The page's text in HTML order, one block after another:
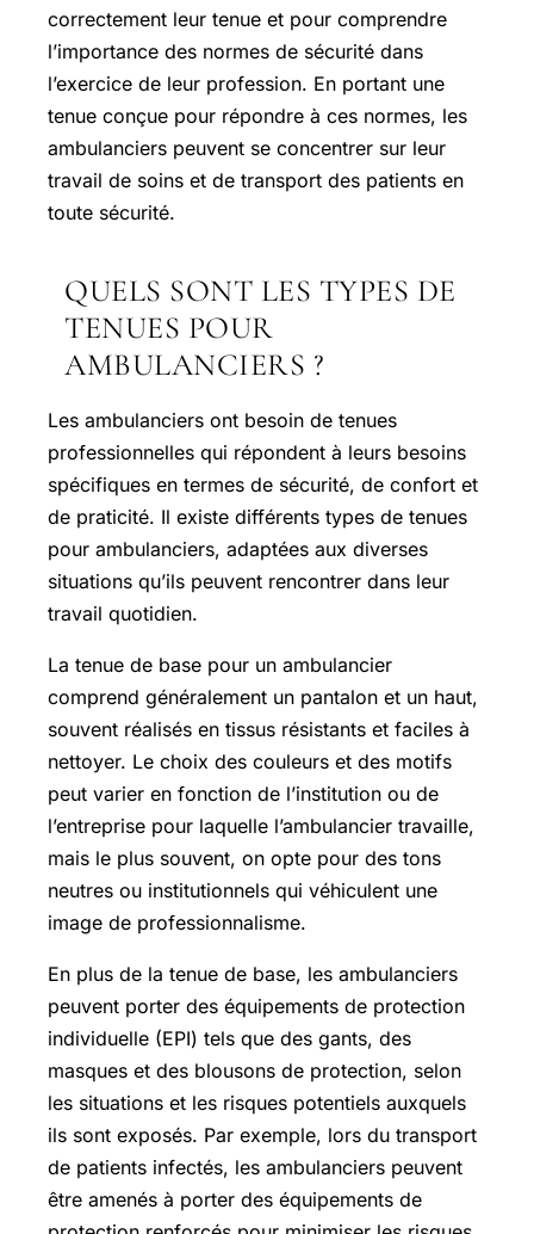
correctement leur tenue et pour comprendre
l’importance des normes de sécurité dans
l’exercice de leur profession. En portant une
tenue conçue pour répondre à ces normes, les
ambulanciers peuvent se concentrer sur leur
travail de soins et de transport des patients en
toute sécurité.
QUELS SONT LES TYPES DE
TENUES POUR
AMBULANCIERS ?
Les ambulanciers ont besoin de tenues
professionnelles qui répondent à leurs besoins
spécifiques en termes de sécurité, de confort et
de praticité. Il existe différents types de tenues
pour ambulanciers, adaptées aux diverses
situations qu’ils peuvent rencontrer dans leur
travail quotidien.
La tenue de base pour un ambulancier
comprend généralement un pantalon et un haut,
souvent réalisés en tissus résistants et faciles à
nettoyer. Le choix des couleurs et des motifs
peut varier en fonction de l’institution ou de
l’entreprise pour laquelle l’ambulancier travaille,
mais le plus souvent, on opte pour des tons
neutres ou institutionnels qui véhiculent une
image de professionnalisme.
En plus de la tenue de base, les ambulanciers
peuvent porter des équipements de protection
individuelle (EPI) tels que des gants, des
masques et des blousons de protection, selon
les situations et les risques potentiels auxquels
ils sont exposés. Par exemple, lors du transport
de patients infectés, les ambulanciers peuvent
être amenés à porter des équipements de